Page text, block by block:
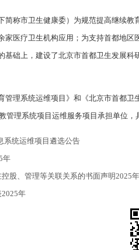
简称市卫生健康委）为规范提高继续
家医疗卫生机构应用；为支持首都地
基础上，建设了北京市首都卫生发展
管理系统运维项目》和《北京市首都
管理系统项目运维服务项目承担单位，
系统运维项目遴选公告
年
股、管理等关联关系的书面声明2025年
年